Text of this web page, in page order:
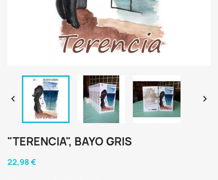
 
"TERENCIA", BAYO GRIS
22,98 €